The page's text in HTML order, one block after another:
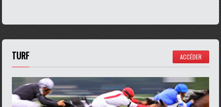
TURF ACCÉDER